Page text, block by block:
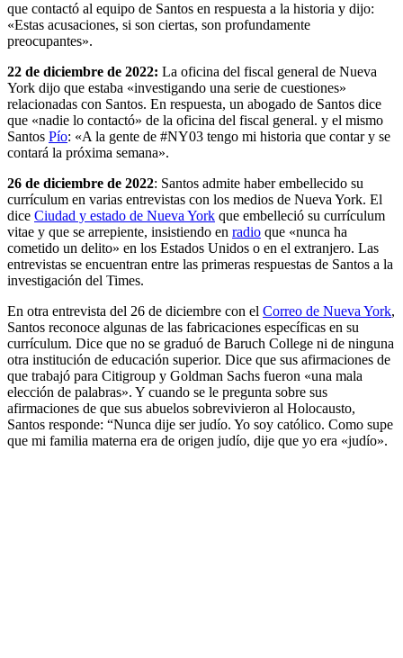
que contactó al equipo de Santos en respuesta a la historia y dijo:
«Estas acusaciones, si son ciertas, son profundamente
preocupantes».
22 de diciembre de 2022: La oficina del fiscal general de Nueva
York dijo que estaba «investigando una serie de cuestiones»
relacionadas con Santos. En respuesta, un abogado de Santos dice
que «nadie lo contactó» de la oficina del fiscal general. y el mismo
Santos Pío: «A la gente de #NY03 tengo mi historia que contar y se
contará la próxima semana».
26 de diciembre de 2022: Santos admite haber embellecido su
currículum en varias entrevistas con los medios de Nueva York. El
dice Ciudad y estado de Nueva York que embelleció su currículum
vitae y que se arrepiente, insistiendo en radio que «nunca ha
cometido un delito» en los Estados Unidos o en el extranjero. Las
entrevistas se encuentran entre las primeras respuestas de Santos a la
investigación del Times.
En otra entrevista del 26 de diciembre con el Correo de Nueva York,
Santos reconoce algunas de las fabricaciones específicas en su
currículum. Dice que no se graduó de Baruch College ni de ninguna
otra institución de educación superior. Dice que sus afirmaciones de
que trabajó para Citigroup y Goldman Sachs fueron «una mala
elección de palabras». Y cuando se le pregunta sobre sus
afirmaciones de que sus abuelos sobrevivieron al Holocausto,
Santos responde: “Nunca dije ser judío. Yo soy católico. Como supe
que mi familia materna era de origen judío, dije que yo era «judío».